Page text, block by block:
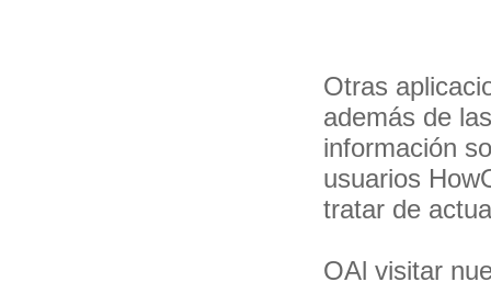
Otras
además de
información
usuarios
tratar de
OAl visitar